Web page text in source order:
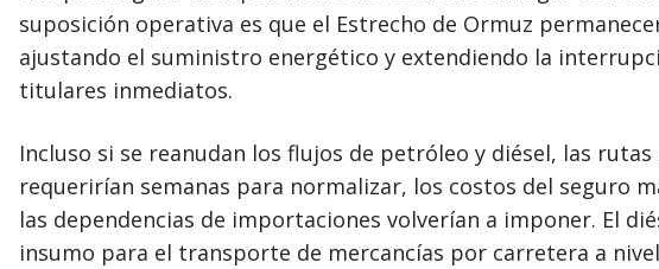
suposición operativa es que el Estrecho de Ormuz
ajustando el suministro energético y extendiendo la
titulares inmediatos.
Incluso si se reanudan los flujos de petróleo y diésel, las
requerirían semanas para normalizar, los costos del seguro
las dependencias de importaciones volverían a imponer. El
insumo para el transporte de mercancías por carretera a